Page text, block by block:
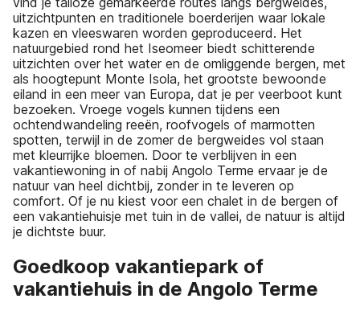
uitzichtpunten en traditionele boerderijen waar lokale
kazen en vleeswaren worden geproduceerd. Het
natuurgebied rond het Iseomeer biedt schitterende
uitzichten over het water en de omliggende bergen, met
als hoogtepunt Monte Isola, het grootste bewoonde
eiland in een meer van Europa, dat je per veerboot kunt
bezoeken. Vroege vogels kunnen tijdens een
ochtendwandeling reeën, roofvogels of marmotten
spotten, terwijl in de zomer de bergweides vol staan
met kleurrijke bloemen. Door te verblijven in een
vakantiewoning in of nabij Angolo Terme ervaar je de
natuur van heel dichtbij, zonder in te leveren op
comfort. Of je nu kiest voor een chalet in de bergen of
een vakantiehuisje met tuin in de vallei, de natuur is altijd
je dichtste buur.
Goedkoop vakantiepark of
vakantiehuis in de Angolo Terme